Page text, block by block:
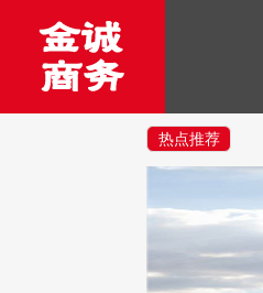
热点推荐